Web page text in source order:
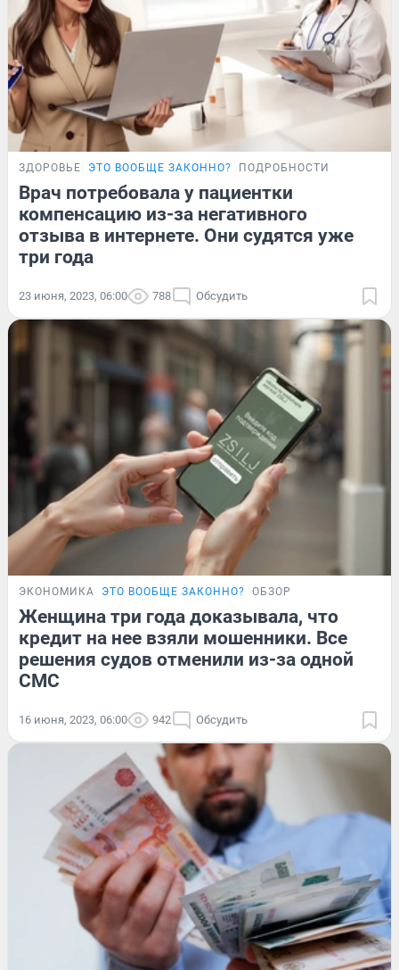
ЗДОРОВЬЕ ЭТО ВООБЩЕ ЗАКОННО? ПОДРОБНОСТИ
Врач потребовала у пациентки
компенсацию из-за негативного
отзыва в интернете. Они судятся уже
три года
23 июня, 2023, 06:00 788 Обсудить
ЭКОНОМИКА ЭТО ВООБЩЕ ЗАКОННО? ОБЗОР
Женщина три года доказывала, что
кредит на нее взяли мошенники. Все
решения судов отменили из-за одной
СМС
16 июня, 2023, 06:00 942 Обсудить